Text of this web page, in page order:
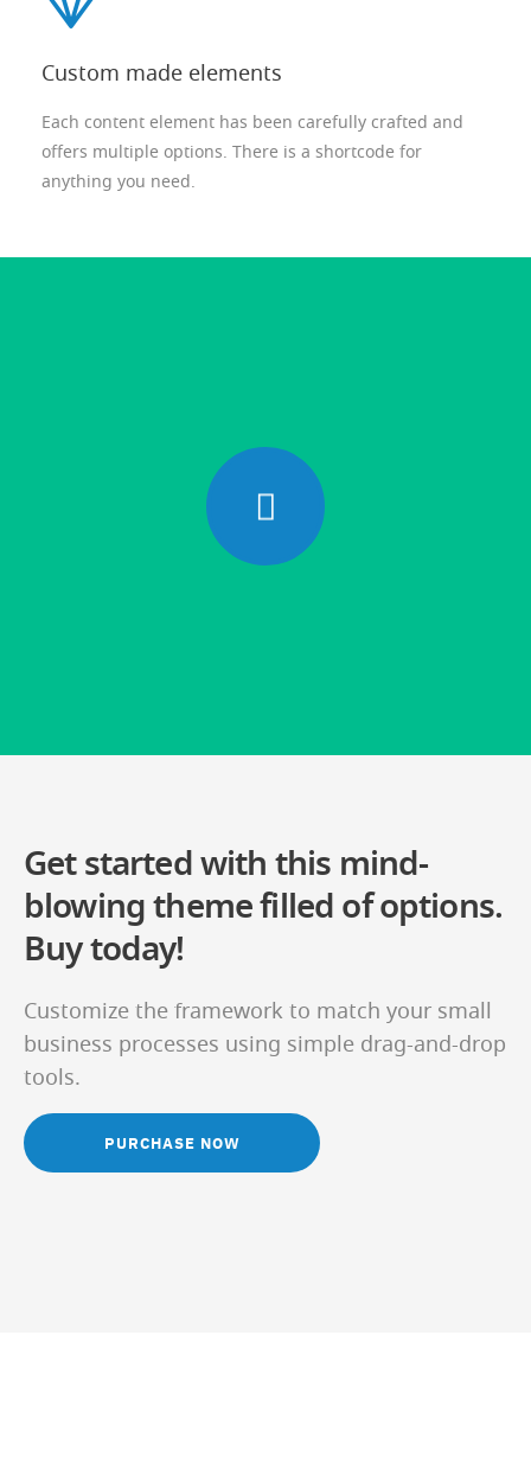
Custom made elements
Each content element has been carefully crafted and
offers multiple options. There is a shortcode for
anything you need.
Get started with this mind-
blowingtheme filled of options.
Buy today!
Customize the framework to match your small
business processes using simple drag-and-drop
tools.
PURCHASE NOW